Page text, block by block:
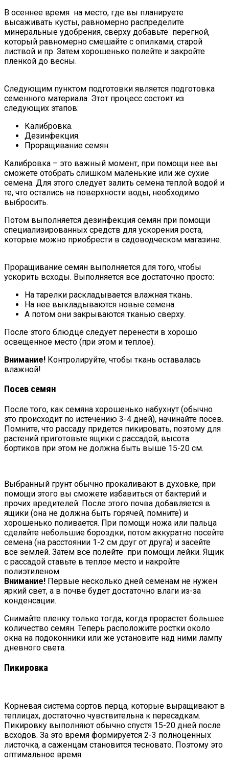
В осеннее время на место, где вы планируете
высаживать кусты, равномерно распределите
минеральные удобрения, сверху добавьте перегной,
который равномерно смешайте с опилками, старой
листвой и пр. Затем хорошенько полейте и закройте
пленкой до весны.
Следующим пунктом подготовки является подготовка
семенного материала. Этот процесс состоит из
следующих этапов:
Калибровка.
Дезинфекция.
Проращивание семян.
Калибровка – это важный момент, при помощи нее вы
сможете отобрать слишком маленькие или же сухие
семена. Для этого следует залить семена теплой водой и
те, что остались на поверхности воды, необходимо
выбросить.
Потом выполняется дезинфекция семян при помощи
специализированных средств для ускорения роста,
которые можно приобрести в садоводческом магазине.
Проращивание семян выполняется для того, чтобы
ускорить всходы. Выполняется все достаточно просто:
На тарелки раскладывается влажная ткань.
На нее выкладываются новые семена.
А потом они закрываются тканью сверху.
После этого блюдце следует перенести в хорошо
освещенное место (при этом и теплое).
Внимание! Контролируйте, чтобы ткань оставалась
влажной!
Посев семян
После того, как семяна хорошенько набухнут (обычно
это происходит по истечению 3-4 дней), начинайте посев.
Помните, что рассаду придется пикировать, поэтому для
растений приготовьте ящики с рассадой, высота
бортиков при этом не должна быть выше 15-20 см.
Выбранный грунт обычно прокаливают в духовке, при
помощи этого вы сможете избавиться от бактерий и
прочих вредителей. После этого почва добавляется в
ящики (она не должна быть горячей, помните) и
хорошенько поливается. При помощи ножа или пальца
сделайте небольшие бороздки, потом аккуратно посейте
семена (на расстоянии 1-2 см друг от друга) и засейте
все землей. Затем все полейте при помощи лейки. Ящик
с рассадой ставьте в теплое место и накройте
полиэтиленом.
Внимание! Первые несколько дней семенам не нужен
яркий свет, а в почве будет достаточно влаги из-за
конденсации.
Снимайте пленку только тогда, когда прорастет большее
количество семян. Теперь расположите ростки около
окна на подоконники или же установите над ними лампу
дневного света.
Пикировка
Корневая система сортов перца, которые выращивают в
теплицах, достаточно чувствительна к пересадкам.
Пикировку выполняют обычно спустя 15-20 дней после
всходов. За это время формируется 2-3 полноценных
листочка, а саженцам становится тесновато. Поэтому это
оптимальное время.